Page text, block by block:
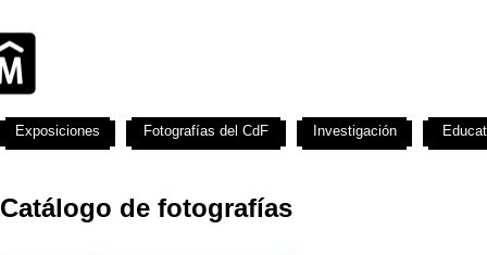
Catálogo de fotografías
Exposiciones Fotografías del CdF Investigación